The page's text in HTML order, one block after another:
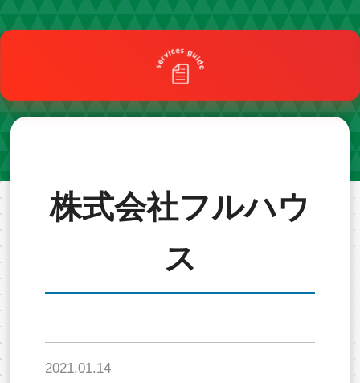
株式会社フルハウ
ス
2021.01.14